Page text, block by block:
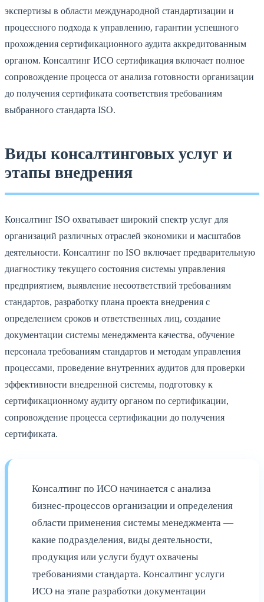
экспертизы в области международной стандартизации и
процессного подхода к управлению, гарантии успешного
прохождения сертификационного аудита аккредитованным
органом. Консалтинг ИСО сертификация включает полное
сопровождение процесса от анализа готовности организации
до получения сертификата соответствия требованиям
выбранного стандарта ISO.
Виды консалтинговых услуг и
этапы внедрения
Консалтинг ISO охватывает широкий спектр услуг для
организаций различных отраслей экономики и масштабов
деятельности. Консалтинг по ISO включает предварительную
диагностику текущего состояния системы управления
предприятием, выявление несоответствий требованиям
стандартов, разработку плана проекта внедрения с
определением сроков и ответственных лиц, создание
документации системы менеджмента качества, обучение
персонала требованиям стандартов и методам управления
процессами, проведение внутренних аудитов для проверки
эффективности внедренной системы, подготовку к
сертификационному аудиту органом по сертификации,
сопровождение процесса сертификации до получения
сертификата.
Консалтинг по ИСО начинается с анализа
бизнес-процессов организации и определения
области применения системы менеджмента —
какие подразделения, виды деятельности,
продукция или услуги будут охвачены
требованиями стандарта. Консалтинг услуги
ИСО на этапе разработки документации